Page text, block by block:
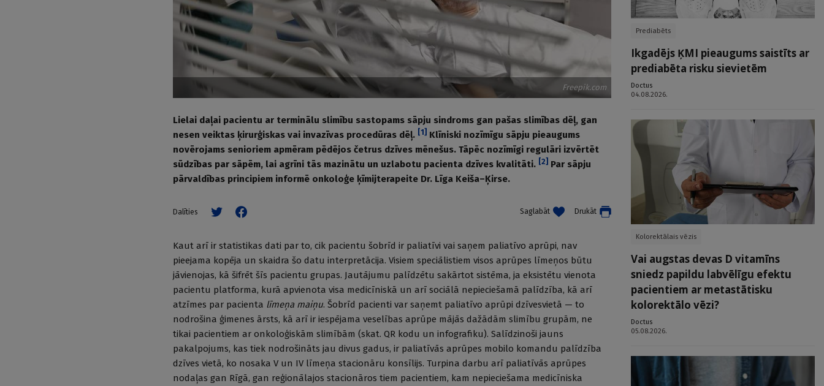
Freepik.com
Lielai daļai pacientu ar terminālu slimību sastopams sāpju sindroms gan pašas slimības dēļ, gan
nesen veiktas ķirurģiskas vai invazīvas procedūras dēļ.
1
Klīniski nozīmīgu sāpju pieaugums
novērojams senioriem apmēram pēdējos četrus dzīves mēnešus. Tāpēc nozīmīgi regulāri izvērtēt
sūdzības par sāpēm, lai agrīni tās mazinātu un uzlabotu pacienta dzīves kvalitāti.
2
Par sāpju
pārvaldības principiem informē onkoloģe ķīmijterapeite Dr. Līga Keiša–Ķirse.
Dalīties Saglabāt Drukāt
Kaut arī ir statistikas dati par to, cik pacientu šobrīd ir paliatīvi vai saņem paliatīvo aprūpi, nav
pieejama kopēja un skaidra šo datu interpretācija. Visiem speciālistiem visos aprūpes līmeņos būtu
jāvienojas, kā šifrēt šīs pacientu grupas. Jautājumu palīdzētu sakārtot sistēma, ja eksistētu vienota
pacientu platforma, kurā apvienota visa medicī­niskā un arī sociālā nepieciešamā palīdzība, kā arī
atzīmes par pacienta līmeņa maiņu. Šobrīd pacienti var saņemt paliatīvo aprūpi dzīvesvietā — to
nodrošina ģimenes ārsts, kā arī ir iespējama veselības aprūpe mājās dažādām slimību grupām, ne
tikai pacientiem ar onkoloģiskām slimībām (skat. QR kodu un infografiku). Salīdzinoši jauns
pakalpojums, kas tiek nodrošināts jau divus gadus, ir paliatīvās aprūpes mobilo komandu palīdzība
dzīves vietā, ko nosaka V un IV līmeņa stacionāru konsīlijs. Turpina darbu arī paliatīvās aprūpes
nodaļas gan Rīgā, gan reģionālajos stacionāros tiem pacientiem, kam nepieciešama medicīniska
Prediabēts
Ikgadējs ĶMI pieaugums saistīts ar
prediabēta risku sievietēm
Doctus
04.08.2026.
Kolorektālais vēzis
Vai augstas devas D vitamīns
sniedz papildu labvēlīgu efektu
pacientiem ar metastātisku
kolorektālo vēzi?
Doctus
05.08.2026.